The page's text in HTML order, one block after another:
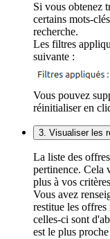
Si vous obtenez
certains mots-
recherche.
Les filtres
suivante :
Vous pouvez
réinitialiser en
3. Visualiser les
La liste des
pertinence. Cela
plus à vos critères
Vous avez
restitue les
celles-ci sont
est le plus